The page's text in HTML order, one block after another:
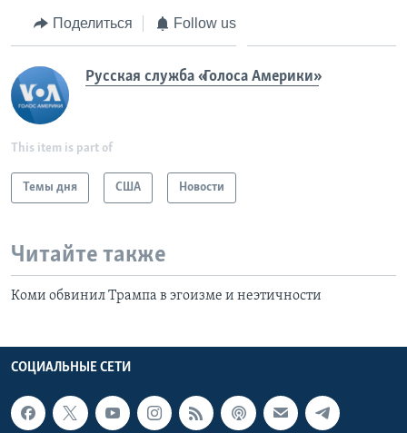
Поделиться Follow us
Русская служба «Голоса Америки»
This item is part of
Темы дня США Новости
Читайте также
Коми обвинил Трампа в эгоизме и неэтичности
СОЦИАЛЬНЫЕ СЕТИ